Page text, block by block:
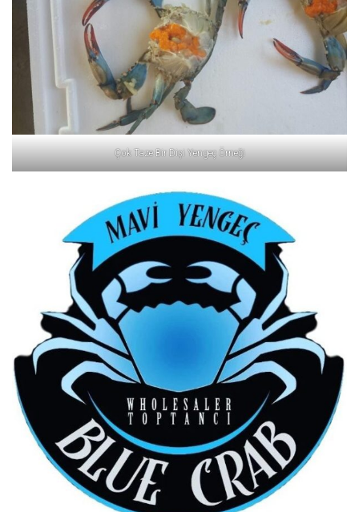
Çok Taze Bir Dişi Yengeç Örneği